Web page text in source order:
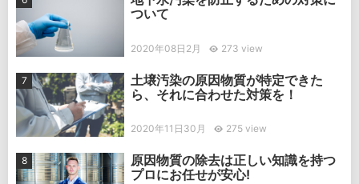
ついて
2020年08日2月 273 view
土壌汚染の原因物質が特定できた
ら、それに合わせた対策を！
2020年11日30月 275 view
原因物質の除去は正しい知識を持つ
プロにお任せが安心!